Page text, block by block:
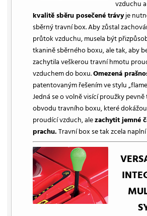
vzduchu
kvalitě sběru posečené trávyje
sběrný travní box. Aby zůstal
průtok vzduchu, musela být
tkanině sběrného boxu, ale tak, aby
zachytila veškerou travní hmotu
vzduchem do boxu.Omezená
patentovaným řešením ve stylu
Jedná se o volně visící proužky
obvodu travního boxu, které
proudící vzduch, alezachytit jemné
prachu.Travní box se tak zcela